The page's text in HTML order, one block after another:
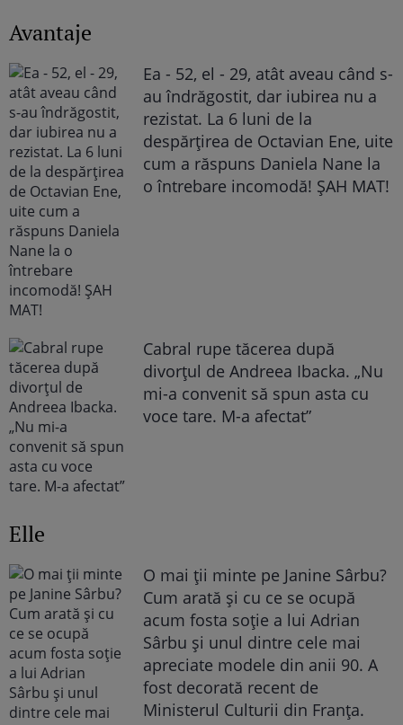
Avantaje
Ea - 52, el - 29, atât aveau când s-
au îndrăgostit, dar iubirea nu a
rezistat. La 6 luni de la
despărțirea de Octavian Ene, uite
cum a răspuns Daniela Nane la
o întrebare incomodă! ȘAH MAT!
Cabral rupe tăcerea după
divorțul de Andreea Ibacka. „Nu
mi-a convenit să spun asta cu
voce tare. M-a afectat”
Elle
O mai ții minte pe Janine Sârbu?
Cum arată și cu ce se ocupă
acum fosta soție a lui Adrian
Sârbu și unul dintre cele mai
apreciate modele din anii 90. A
fost decorată recent de
Ministerul Culturii din Franța.